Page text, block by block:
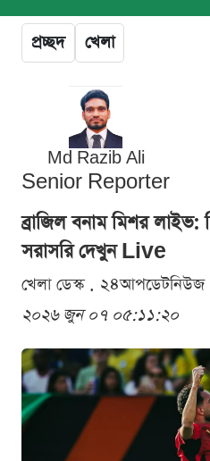
প্রচ্ছদ খেলা
Md Razib Ali
Senior Reporter
ব্রাজিল বনাম মিশর লাইভ:
সরাসরি দেখুন Live
খেলা ডেস্ক . ২৪আপডেটনিউজ
২০২৬ জুন ০৭ ০৫:১১:২০